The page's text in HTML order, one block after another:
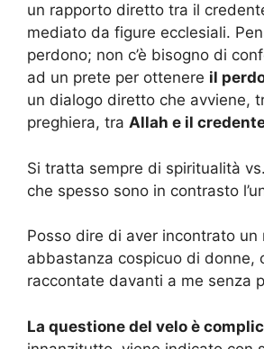
un rapporto diretto tra il
mediato da figure ecclesiali.
perdono; non c’è bisogno di
ad un prete per ottenere il
un dialogo diretto che avviene,
preghiera, tra Allah e il
Si tratta sempre di spiritualità
che spesso sono in contrasto
Posso dire di aver incontrato un
abbastanza cospicuo di donne,
raccontate davanti a me senza
La questione del velo è